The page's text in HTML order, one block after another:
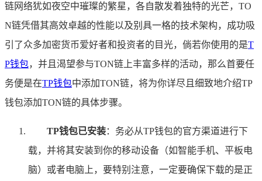
链网络犹如夜空中璀璨的繁星，各自散发着独特的光芒，TO
N链凭借其高效卓越的性能以及别具一格的技术架构，成功吸
引了众多加密货币爱好者和投资者的目光，倘若你使用的是T
P钱包，并且渴望参与TON链上丰富多样的活动，那么首要任
务便是在TP钱包中添加TON链，将为你详尽且细致地介绍TP
钱包添加TON链的具体步骤。
TP钱包已安装：务必从TP钱包的官方渠道进行下
载，并将其安装到你的移动设备（如智能手机、平板电
脑）或者电脑上，要特别注意，一定要确保下载的是正